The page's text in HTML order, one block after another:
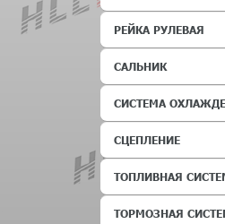
РЕЙКА РУЛЕВАЯ
САЛЬНИК
СИСТЕМА
СЦЕПЛЕНИЕ
ТОПЛИВНАЯ
ТОРМОЗНАЯ